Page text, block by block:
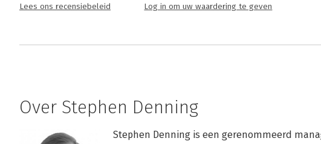
Lees ons recensiebeleid Log in om uw waardering te geven
Over Stephen Denning
Stephen Denning is een gerenommeerd